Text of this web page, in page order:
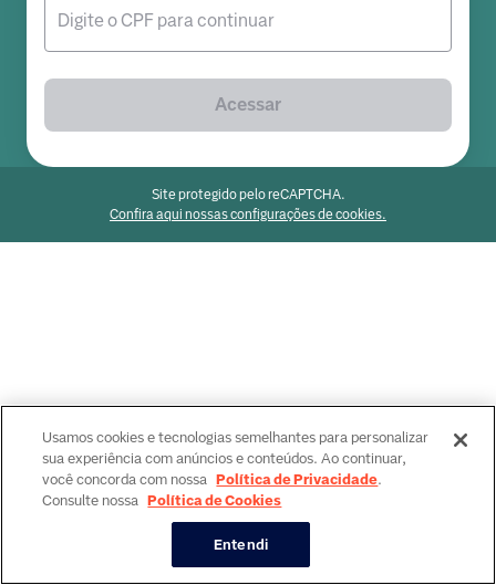
Digite o CPF para continuar
Acessar
Site protegido pelo reCAPTCHA.
Confira aqui nossas configurações de cookies.
Usamos cookies e tecnologias semelhantes para personalizar
sua experiência com anúncios e conteúdos. Ao continuar,
você concorda com nossa Política de Privacidade.
Consulte nossa Política de Cookies
Entendi